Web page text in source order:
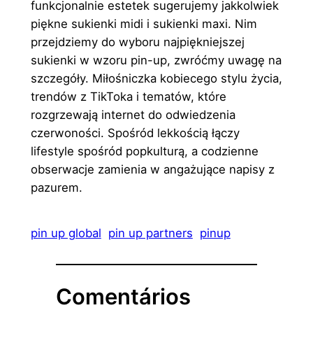
funkcjonalnie estetek sugerujemy jakkolwiek
piękne sukienki midi i sukienki maxi. Nim
przejdziemy do wyboru najpiękniejszej
sukienki w wzoru pin-up, zwróćmy uwagę na
szczegóły. Miłośniczka kobiecego stylu życia,
trendów z TikToka i tematów, które
rozgrzewają internet do odwiedzenia
czerwoności. Spośród lekkością łączy
lifestyle spośród popkulturą, a codzienne
obserwacje zamienia w angażujące napisy z
pazurem.
pin up global pin up partners pinup
Comentários